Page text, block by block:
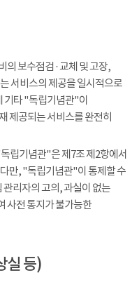
보수점검 · 교체 및 고장,
서비스의 제공을 일시적으로
기타 "독립기념관"이
제공되는 서비스를 완전히
립기념관"은 제7조 제2항에서
만, "독립기념관"이 통제할 수
리자의 고의, 과실이 없는
사전 통지가 불가능한
실 등)